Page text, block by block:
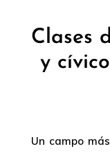
Clases
y
Un campo